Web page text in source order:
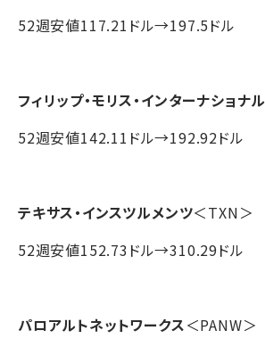
52週安値117.21ドル→197.5ドル
フィリップ・モリス・インターナショナル
52週安値142.11ドル→192.92ドル
テキサス・インスツルメンツ＜TXN＞
52週安値152.73ドル→310.29ドル
パロアルトネットワークス＜PANW＞